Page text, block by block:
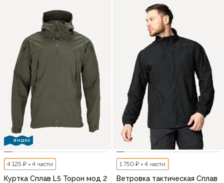
ВИДЕО
4 125 ₽ × 4 части
Куртка Сплав L5 Торон мод 2
1 750 ₽ × 4 части
Ветровка тактическая Сплав